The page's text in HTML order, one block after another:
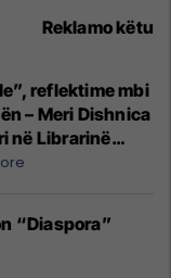
Reklamo këtu
reflektime mbi
– Meri Dishnica
në Librarinë
“Diaspora”